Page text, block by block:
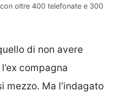
oltre 400 telefonate e 300
di non avere
compagna
mezzo. Ma l’indagato